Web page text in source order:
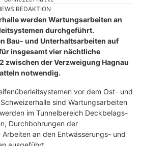
REDAKTION
werden Wartungsarbeiten an
durchgeführt.
Bau- und Unterhaltsarbeiten auf
insgesamt vier nächtliche
zwischen der Verzweigung Hagnau
notwendig.
vor dem Ost- und
sind Wartungsarbeiten
im Tunnelbereich Deckbelags-
Durchbohrungen der
an den Entwässerungs- und